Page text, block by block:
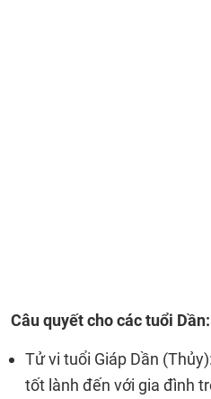
Câu quyết cho các tuổi Dần:
Tử vi tuổi Giáp Dần
tốt lành đến với gia đình